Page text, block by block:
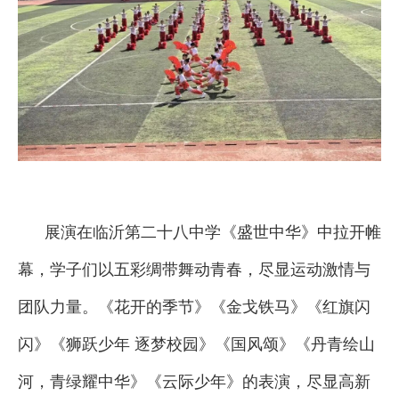
展演在临沂第二十八中学《盛世中华》中拉开帷
幕，学子们以五彩绸带舞动青春，尽显运动激情与
团队力量。《花开的季节》《金戈铁马》《红旗闪
闪》《狮跃少年 逐梦校园》《国风颂》《丹青绘山
河，青绿耀中华》《云际少年》的表演，尽显高新